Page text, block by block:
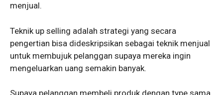
menjual.
Teknik up selling adalah strategi yang secara
pengertian bisa dideskripsikan sebagai teknik menjual
untuk membujuk pelanggan supaya mereka ingin
mengeluarkan uang semakin banyak.